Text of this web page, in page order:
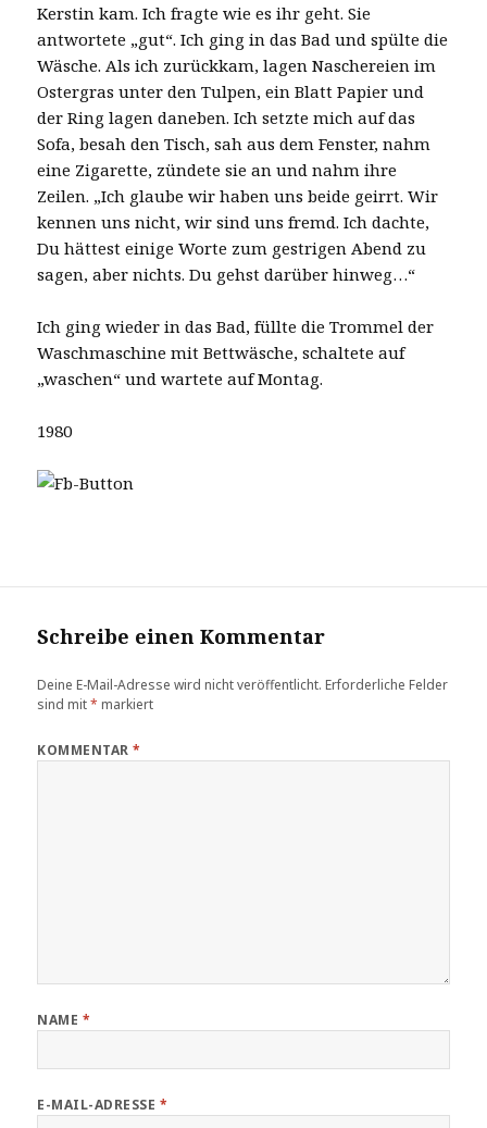
Kerstin kam. Ich fragte wie es ihr geht. Sie
antwortete „gut“. Ich ging in das Bad und spülte die
Wäsche. Als ich zurückkam, lagen Naschereien im
Ostergras unter den Tulpen, ein Blatt Papier und
der Ring lagen daneben. Ich setzte mich auf das
Sofa, besah den Tisch, sah aus dem Fenster, nahm
eine Zigarette, zündete sie an und nahm ihre
Zeilen. „Ich glaube wir haben uns beide geirrt. Wir
kennen uns nicht, wir sind uns fremd. Ich dachte,
Du hättest einige Worte zum gestrigen Abend zu
sagen, aber nichts. Du gehst darüber hinweg…“
Ich ging wieder in das Bad, füllte die Trommel der
Waschmaschine mit Bettwäsche, schaltete auf
„waschen“ und wartete auf Montag.
1980
Schreibe einen Kommentar
Deine E-Mail-Adresse wird nicht veröffentlicht. Erforderliche Felder
sind mit* markiert
KOMMENTAR*
NAME *
E-MAIL-ADRESSE *